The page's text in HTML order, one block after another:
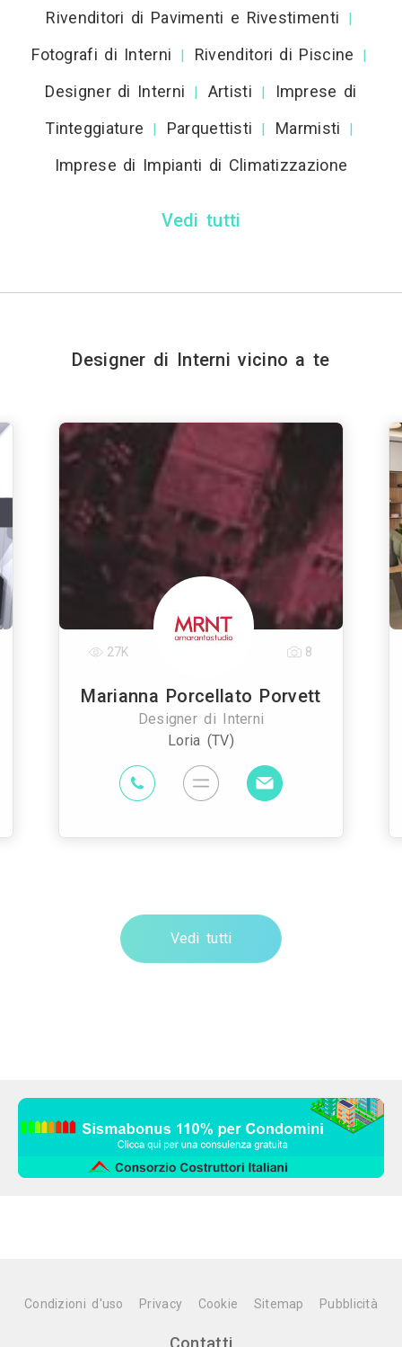
Rivenditori di Pavimenti e Rivestimenti |
Fotografi di Interni | Rivenditori di Piscine |
Designer di Interni | Artisti |
Imprese di
Tinteggiature
| Parquettisti | Marmisti |
Imprese di Impianti di Climatizzazione
Vedi tutti
Designer di Interni vicino a te
Marianna Porcellato Porvett
Designer di Interni
Loria (TV)
27K 8
Vedi tutti
Condizioni d'uso Privacy Cookie Sitemap Pubblicità
Contatti